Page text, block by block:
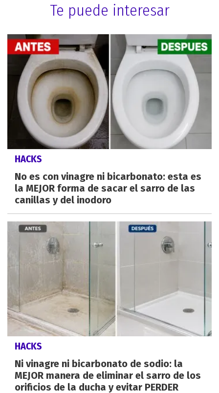
Te puede interesar
HACKS
No es con vinagre ni bicarbonato: esta es
la MEJOR forma de sacar el sarro de las
canillas y del inodoro
HACKS
Ni vinagre ni bicarbonato de sodio: la
MEJOR manera de eliminar el sarro de los
orificios de la ducha y evitar PERDER